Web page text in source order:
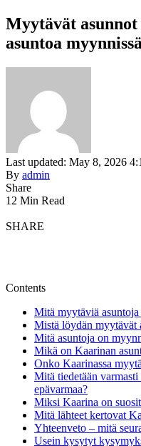
Myytävät
asuntoa myynnissä
Last updated: May 8, 2026
By admin
Share
12 Min Read
SHARE
Contents
Mitä myytäviä
Mistä löydän myytävät
Mitä asuntoja on
Mikä on Kaarinan
Onko Kaarinassa
Mitä tiedetään
epävarmaa?
Miksi Kaarina on
Mitä lähteet kertovat
Yhteenveto – mitä
Usein kysytyt